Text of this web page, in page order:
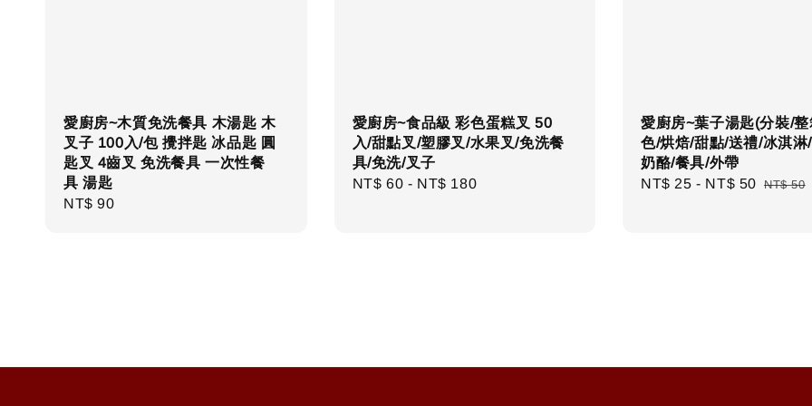
愛廚房~木質免洗餐具 木湯匙 木
叉子 100入/包 攪拌匙 冰品匙 圓
匙叉 4齒叉 免洗餐具 一次性餐
具 湯匙
Regular
NT$ 90
愛廚房~食品級 彩色蛋糕叉 50
入/甜點叉/塑膠叉/水果叉/免洗餐
具/免洗/叉子
Regular
NT$ 60 - NT$ 180
愛廚房~葉子湯匙(分裝/
色/烘焙/甜點/送禮/冰淇淋
奶酪/餐具/外帶
Sale
NT$ 25 - NT$ 50 NT$ 50